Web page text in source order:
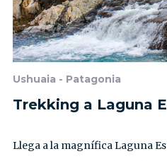
Ushuaia - Patagonia
Trekking a Laguna
Llega a la magnífica Laguna